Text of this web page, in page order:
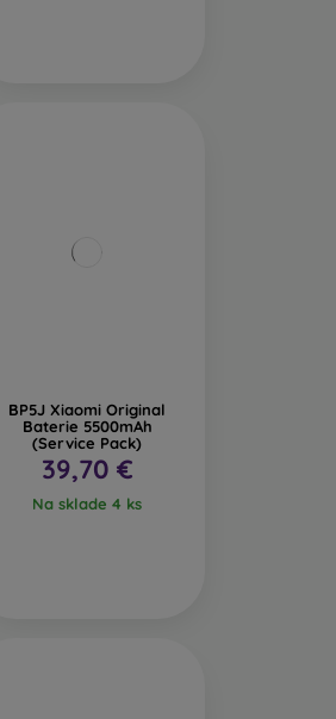
BP5J Xiaomi Original
Baterie 5500mAh
(Service Pack)
39,70 €
Na sklade 4 ks